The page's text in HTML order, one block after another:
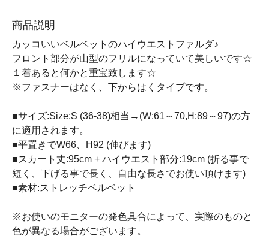
商品説明
カッコいいベルベットのハイウエストファルダ♪
フロント部分が山型のフリルになっていて美しいです☆
１着あると何かと重宝致します☆
※ファスナーはなく、下からはくタイプです。
■サイズ:Size:S (36-38)相当→(W:61～70,H:89～97)の方
に適用されます。
■平置きでW66、H92 (伸びます)
■スカート丈:95cm + ハイウエスト部分:19cm (折る事で
短く、下げる事で長く、自由な長さでお使い頂けます)
■素材:ストレッチベルベット
※お使いのモニターの発色具合によって、実際のものと
色が異なる場合がございます。